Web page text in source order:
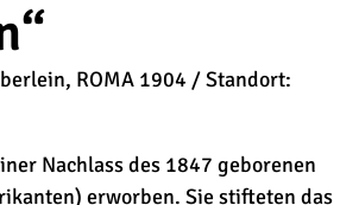
ROMA 1904 / Standort:
Nachlass des 1847 geborenen
erworben. Sie stifteten das